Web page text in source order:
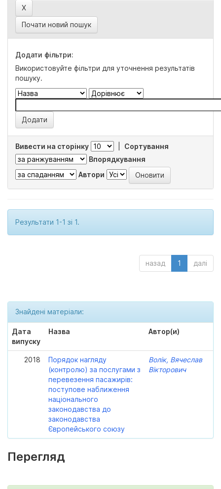
Почати новий пошук
Додати фільтри:
Використовуйте фільтри для уточнення результатів
пошуку.
Вивести на сторінку
Сортування
Впорядкування
Автори
Результати 1-1 зі 1.
назад 1 далі
Знайдені матеріали:
Дата
випуску
Назва Автор(и)
2018
Порядок нагляду
(контролю) за послугами з
перевезення пасажирів:
поступове наближення
національного
законодавства до
законодавства
Європейського союзу
Волік, Вячеслав
Вікторович
Перегляд